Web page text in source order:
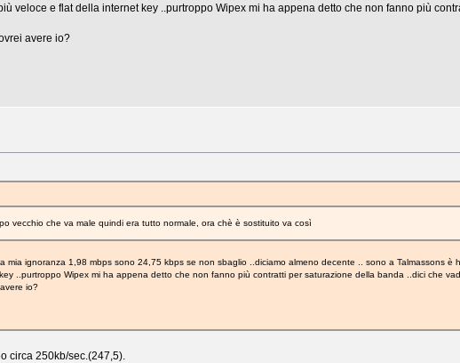
veloce e flat della internet key ..purtroppo Wipex mi ha appena detto che non fanno più
avere io?
vecchio che va male quindi era tutto normale, ora chè è sostituito va così
mia ignoranza 1,98 mbps sono 24,75 kbps se non sbaglio ..diciamo almeno decente .. sono a Talmassons è
..purtroppo Wipex mi ha appena detto che non fanno più contratti per saturazione della banda ..dici che
io?
circa 250kb/sec.(247,5).